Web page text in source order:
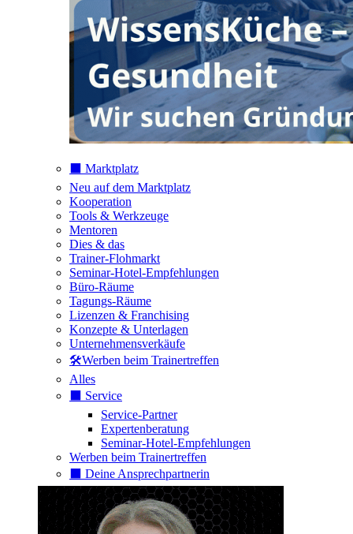
⬛️ Marktplatz
Neu auf dem Marktplatz
Kooperation
Tools & Werkzeuge
Mentoren
Dies & das
Trainer-Flohmarkt
Seminar-Hotel-Empfehlungen
Büro-Räume
Tagungs-Räume
Lizenzen & Franchising
Konzepte & Unterlagen
Unternehmensverkäufe
🛠️Werben beim Trainertreffen
Alles
⬛️ Service
Service-Partner
Expertenberatung
Seminar-Hotel-Empfehlungen
Werben beim Trainertreffen
⬛️ Deine Ansprechpartnerin